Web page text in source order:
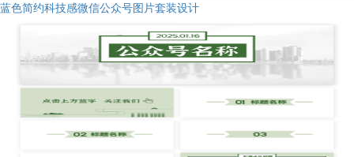
蓝色简约科技感微信公众号图片套装设计